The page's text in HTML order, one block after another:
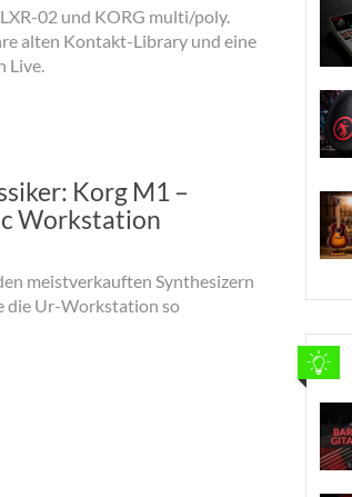
02 und KORG multi/poly.
alten Kontakt-Library und eine
Live.
Korg M1 –
Workstation
meistverkauften Synthesizern
die Ur-Workstation so